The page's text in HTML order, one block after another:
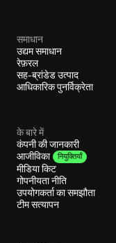
समाधान
उद्यम समाधान
रेफ़रल
सह-ब्रांडेड उत्पाद
आधिकारिक पुनर्विक्रेता
के बारे में
कंपनी की जानकारी
आजीविका
नियुक्तियाँ
मीडिया किट
गोपनीयता नीति
उपयोगकर्ता का समझौता
टीम सत्यापन